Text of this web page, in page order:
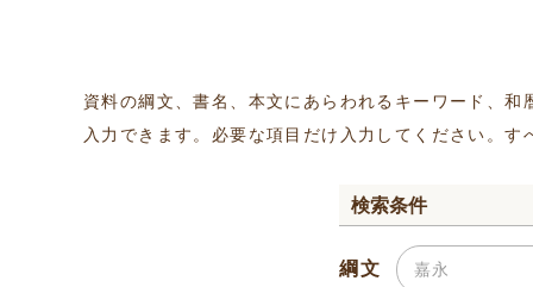
資料の綱文、書名、本文にあらわれるキーワード、
入力できます。必要な項目だけ入力してください。
検索条件
綱文